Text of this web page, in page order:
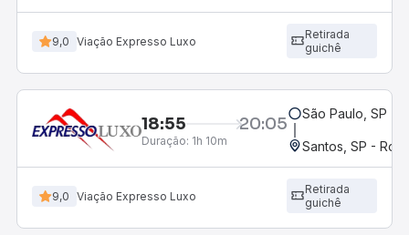
9,0 Viação Expresso Luxo
Retirada
guichê
18:55 20:05
Duração: 1h 10m
São Paulo, SP -
Santos, SP -
9,0 Viação Expresso Luxo
Retirada
guichê